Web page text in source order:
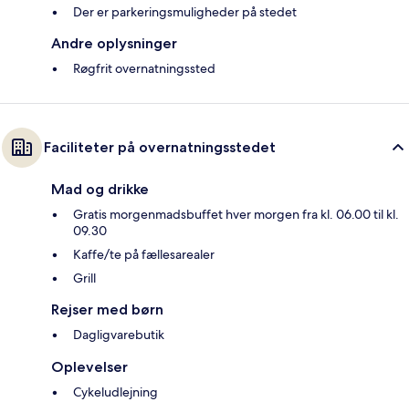
Der er parkeringsmuligheder på stedet
Andre oplysninger
Røgfrit overnatningssted
Faciliteter på overnatningsstedet
Mad og drikke
Gratis morgenmadsbuffet hver morgen fra kl. 06.00 til kl.
09.30
Kaffe/te på fællesarealer
Grill
Rejser med børn
Dagligvarebutik
Oplevelser
Cykeludlejning